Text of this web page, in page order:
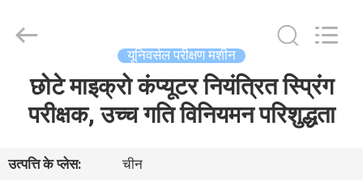
Technology
Reserved.
यूनिवर्सल परीक्षण मशीन
छोटे माइक्रो कंप्यूटर नियंत्रित स्प्रिंग
परीक्षक, उच्च गति विनियमन परिशुद्धता
उत्पत्ति के प्लेस:
चीन